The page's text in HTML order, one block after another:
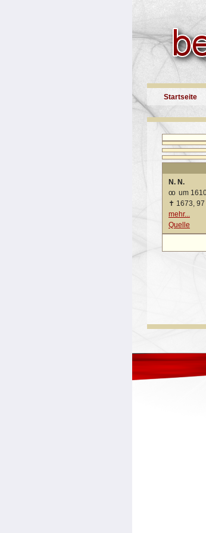
Startseite
N. N.
oo um
✝ 1673,
mehr...
Quelle